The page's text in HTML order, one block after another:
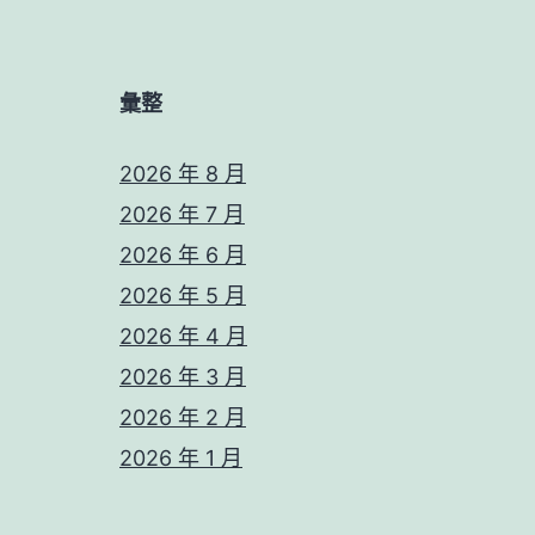
彙整
2026 年 8 月
2026 年 7 月
2026 年 6 月
2026 年 5 月
2026 年 4 月
2026 年 3 月
2026 年 2 月
2026 年 1 月